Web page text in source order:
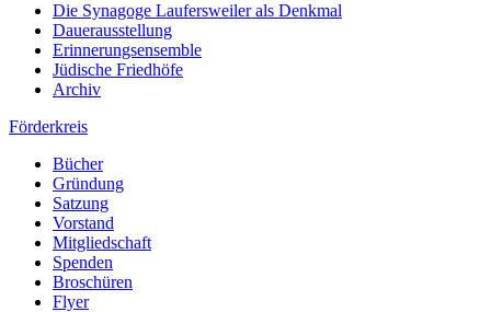
Die Synagoge Laufersweiler als Denkmal
Dauerausstellung
Erinnerungsensemble
Jüdische Friedhöfe
Archiv
Förderkreis
Bücher
Gründung
Satzung
Vorstand
Mitgliedschaft
Spenden
Broschüren
Flyer